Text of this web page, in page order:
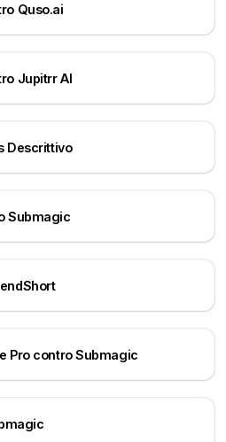
Quso.ai
Jupitrr AI
Descrittivo
Submagic
Pro contro Submagic